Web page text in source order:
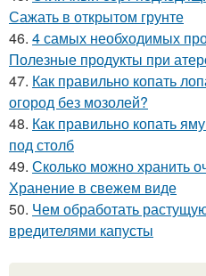
Сажать в открытом грунте
46. 4 самых необходимых
Полезные продукты при
47. Как правильно копать
огород без мозолей?
48. Как правильно копать
под столб
49. Сколько можно хранить
Хранение в свежем виде
50. Чем обработать
вредителями капусты